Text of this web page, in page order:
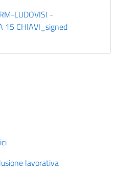
LUDOVISI -
15 CHIAVI_signed
lavorativa